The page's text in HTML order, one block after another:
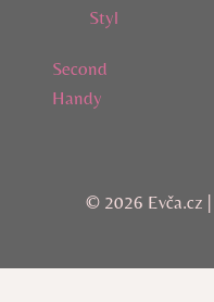
Styl
Second
Handy
© 2026 Evča.cz |